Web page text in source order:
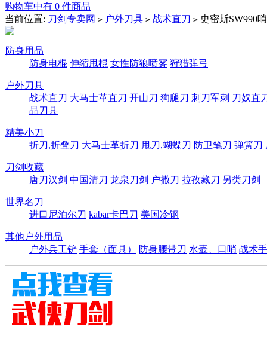
购物车中有 0 件商品
当前位置: 刀剑专卖网 > 户外刀具 > 战术直刀 > 史密斯SW990
防身用品
防身电棍 伸缩甩棍 女性防狼喷雾 狩猎弹弓
户外刀具
战术直刀 大马士革直刀 开山刀 狗腿刀 刺刀军刺 刀奴直
品刀具
精美小刀
折刀,折叠刀 大马士革折刀 甩刀,蝴蝶刀 防卫笔刀 弹簧刀
刀剑收藏
唐刀汉剑 中国清刀 龙泉刀剑 户撒刀 拉孜藏刀 另类刀剑
世界名刀
进口尼泊尔刀 kabar卡巴刀 美国冷钢
其他户外用品
户外兵工铲 手套（面具） 防身腰带刀 水壶、口哨 战术